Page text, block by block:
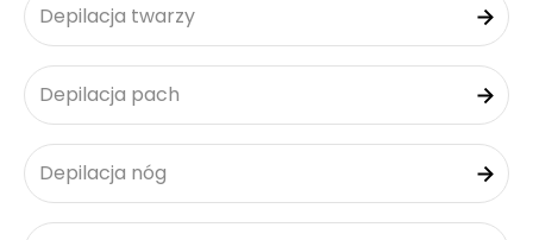
Depilacja twarzy
Depilacja pach
Depilacja nóg